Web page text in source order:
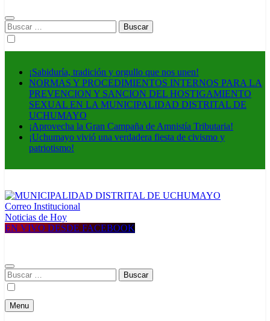
Buscar:
¡Sabiduría, tradición y orgullo que nos unen!
NORMAS Y PROCEDIMIENTOS INTERNOS PARA LA
PREVENCION Y SANCION DEL HOSTIGAMIENTO
SEXUAL EN LA MUNICIPALIDAD DISTRITAL DE
UCHUMAYO
¡Aprovecha la Gran Campaña de Amnistía Tributaria!
¡Uchumayo vivió una verdadera fiesta de civismo y
patriotismo!
MUNICIPALIDAD DISTRITAL DE UCHUMAYO
Construyendo una nueva Historia
Correo Institucional
Noticias de Hoy
EN VIVO DESDE FACEBOOK
Buscar:
Menu